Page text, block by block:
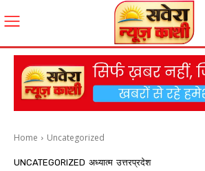
Home Uncategorized
UNCATEGORIZED अध्यात्म उत्तरप्रदेश